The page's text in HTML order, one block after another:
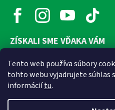
Tento web používa súbory
tohto webu vyjadrujete súhlas
informáciítu.
ZÍSKALI SME VĎAKA VÁM